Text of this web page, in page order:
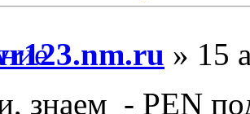
» 15
знаем - PEN